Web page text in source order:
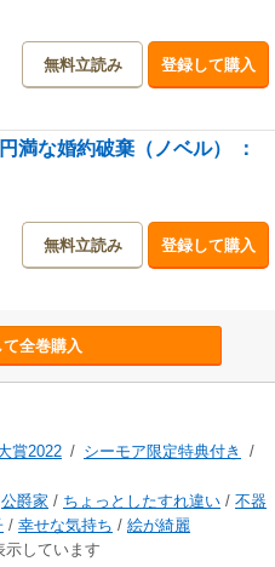
無料立読み 登録して購入
満な婚約破棄（ノベル） ：
無料立読み 登録して購入
全巻購入
賞2022 / シーモア限定特典付き
/
公爵家 / ちょっとしたすれ違い / 不器
/ 幸せな気持ち / 絵が綺麗
しています